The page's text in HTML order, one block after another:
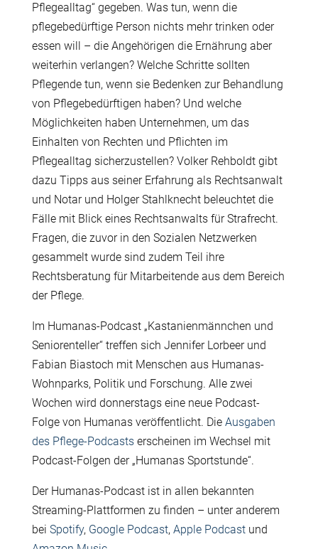
Pflegealltag“ gegeben. Was tun, wenn die
pflegebedürftige Person nichts mehr trinken oder
essen will – die Angehörigen die Ernährung aber
weiterhin verlangen? Welche Schritte sollten
Pflegende tun, wenn sie Bedenken zur Behandlung
von Pflegebedürftigen haben? Und welche
Möglichkeiten haben Unternehmen, um das
Einhalten von Rechten und Pflichten im
Pflegealltag sicherzustellen? Volker Rehboldt gibt
dazu Tipps aus seiner Erfahrung als Rechtsanwalt
und Notar und Holger Stahlknecht beleuchtet die
Fälle mit Blick eines Rechtsanwalts für Strafrecht.
Fragen, die zuvor in den Sozialen Netzwerken
gesammelt wurde sind zudem Teil ihre
Rechtsberatung für Mitarbeitende aus dem Bereich
der Pflege.
Im Humanas-Podcast „Kastanienmännchen und
Seniorenteller“ treffen sich Jennifer Lorbeer und
Fabian Biastoch mit Menschen aus Humanas-
Wohnparks, Politik und Forschung. Alle zwei
Wochen wird donnerstags eine neue Podcast-
Folge von Humanas veröffentlicht. Die Ausgaben
des Pflege-Podcastserscheinen im Wechsel mit
Podcast-Folgen der „Humanas Sportstunde“.
Der Humanas-Podcast ist in allen bekannten
Streaming-Plattformen zu finden – unter anderem
bei Spotify, Google Podcast, Apple Podcastund